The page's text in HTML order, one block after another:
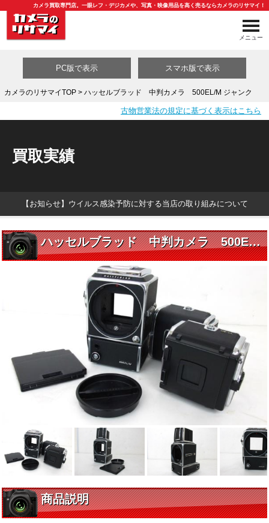
カメラ買取専門店。一眼レフ・デジカメや、写真・映像用品を高く売るならカメラのリサマイ！
メニュー
買取カテゴリ一覧
PC版で表示 スマホ版で表示
カメラのリサマイTOP> ハッセルブラッド 中判カメラ 500EL/M ジャンク
古物営業法の規定に基づく表示はこちら
買取実績
【お知らせ】ウイルス感染予防に対する当店の取り組みについて
ハッセルブラッド 中判カメラ 500EL/M ジャンク
商品説明